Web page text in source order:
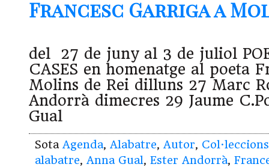
Francesc Garriga a
del 27 de juny al 3 de juliol
CASES en homenatge al poeta
Molins de Rei dilluns 27 Marc
Andorrà dimecres 29 Jaume
Gual
Sota Agenda, Alabatre, Autor, Col·leccions
alabatre, Anna Gual, Ester Andorrà,